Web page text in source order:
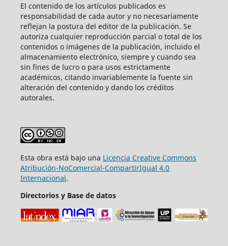
El contenido de los artículos publicados es
responsabilidad de cada autor y no necesariamente
reflejan la postura del editor de la publicación. Se
autoriza cualquier reproducción parcial o total de los
contenidos o imágenes de la publicación, incluido el
almacenamiento electrónico, siempre y cuando sea
sin fines de lucro o para usos estrictamente
académicos, citando invariablemente la fuente sin
alteración del contenido y dando los créditos
autorales.
Esta obra está bajo una Licencia Creative Commons
Atribución-NoComercial-CompartirIgual 4.0
Internacional.
Directorios y Base de datos